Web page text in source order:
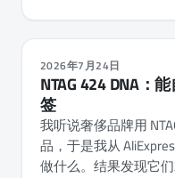
2026年7月24日
NTAG 424 DNA：
签
我听说奢侈品牌用
品，于是我从
做什么。结果发现它